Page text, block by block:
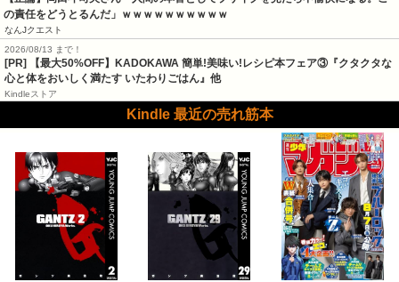
の責任をどうとるんだ」ｗｗｗｗｗｗｗｗｗｗ
なんJクエスト
2026/08/13 まで！
[PR] 【最大50%OFF】KADOKAWA 簡単!美味い!レシピ本フェア③『クタクタな
心と体をおいしく満たす いたわりごはん』他
Kindleストア
Kindle 最近の売れ筋本